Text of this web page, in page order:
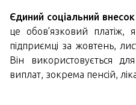
Єдиний соціальний
це обов’язковий платіж,
підприємці за жовтень,
Він використовується
виплат, зокрема пенсій,